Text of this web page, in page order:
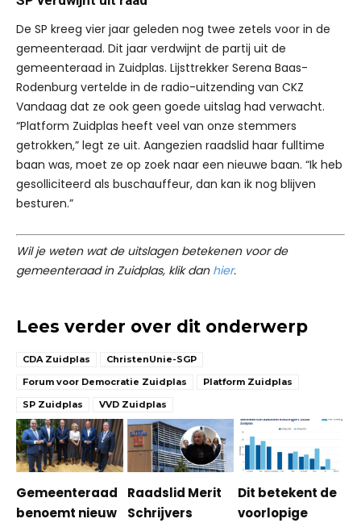
De SP kreeg vier jaar geleden nog twee zetels voor in de
gemeenteraad. Dit jaar verdwijnt de partij uit de
gemeenteraad in Zuidplas. Lijsttrekker Serena Baas-
Rodenburg vertelde in de radio-uitzending van CKZ
Vandaag dat ze ook geen goede uitslag had verwacht.
“Platform Zuidplas heeft veel van onze stemmers
getrokken,” legt ze uit. Aangezien raadslid haar fulltime
baan was, moet ze op zoek naar een nieuwe baan. “Ik heb
gesolliciteerd als buschauffeur, dan kan ik nog blijven
besturen.”
Wil je weten wat de uitslagen betekenen voor de
gemeenteraad in Zuidplas, klik dan hier.
Lees verder over dit onderwerp
CDA Zuidplas
ChristenUnie-SGP
Forum voor Democratie Zuidplas
Platform Zuidplas
SP Zuidplas
VVD Zuidplas
Gemeenteraad
benoemt nieuw
Raadslid Merit
Schrijvers
Dit betekent de
voorlopige